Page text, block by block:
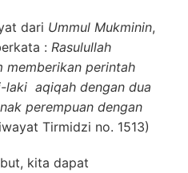
dari Ummul Mukminin,
: Rasulullah
memberikan perintah
laki aqiqah dengan dua
perempuan dengan
Tirmidzi no. 1513)
kita dapat